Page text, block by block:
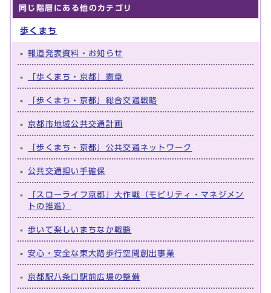
同じ階層にある他のカテゴリ
歩くまち
報道発表資料・お知らせ
「歩くまち・京都」憲章
「歩くまち・京都」総合交通戦略
京都市地域公共交通計画
「歩くまち・京都」公共交通ネットワーク
公共交通担い手確保
「スローライフ京都」大作戦（モビリティ・マネジメン
トの推進）
歩いて楽しいまちなか戦略
安心・安全な東大路歩行空間創出事業
京都駅八条口駅前広場の整備